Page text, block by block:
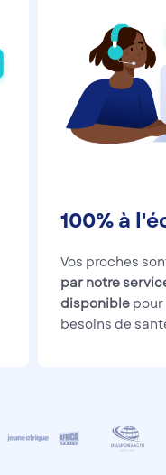
100% à
Vos proches
par notre
disponible
besoins de